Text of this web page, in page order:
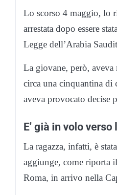
Lo scorso 4 maggio, lo
arrestata dopo essere
Legge dell’Arabia
La giovane, però, aveva
circa una cinquantina di
aveva provocato decise
E’ già in volo verso
La ragazza, infatti, è
aggiunge, come riporta
Roma, in arrivo nella